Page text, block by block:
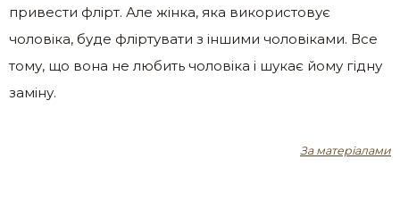
привести флірт. Але жінка, яка використовує
чоловіка, буде фліртувати з іншими чоловіками. Все
тому, що вона не любить чоловіка і шукає йому гідну
заміну.
За матеріалами